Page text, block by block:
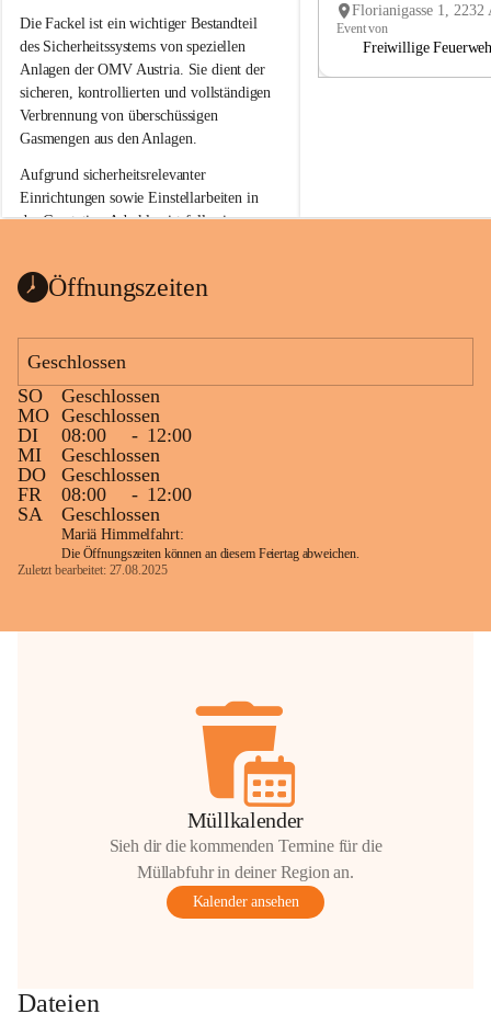
a
a
Die Fackel ist ein wichtiger Bestandteil
des Sicherheitssystems von speziellen
Anlagen der OMV Austria. Sie dient der
sicheren, kontrollierten und vollständigen
Verbrennung von überschüssigen
Gasmengen aus den Anlagen.
Aufgrund sicherheitsrelevanter
Einrichtungen sowie Einstellarbeiten in
der Gasstation Aderklaa ist fallweise
kommenden Tagen und Wochen wird
sein.
Die OMV Austria ist bemüht, für die
Bevölkerung ungewohnte, jedoch
technisch notwendige Betriebszustände so
kurz wie möglich zu halten.
Wir bitten daher die umliegende
Bevölkerung um Verständnis.
Glück Auf!
GmbH
anrainer-service@omv.com
Bei Fragen, Anliegen oder Beschwerden.
Wartungsarbeiten
Event von
Freiwillige
Öffnungszeiten
Geschlossen
SO
Geschlossen
MO Geschlossen
DI
08:00 - 12:00
MI
Geschlossen
DO
Geschlossen
FR
08:00 - 12:00
SA
Geschlossen
Mariä Himmelfahrt:
Die Öffnungszeiten können an diesem Feiertag abweichen.
Zuletzt bearbeitet: 27.08.2025
Müllkalender
Sieh dir die kommenden Termine für die
Müllabfuhr in deiner Region an.
Kalender ansehen
Dateien